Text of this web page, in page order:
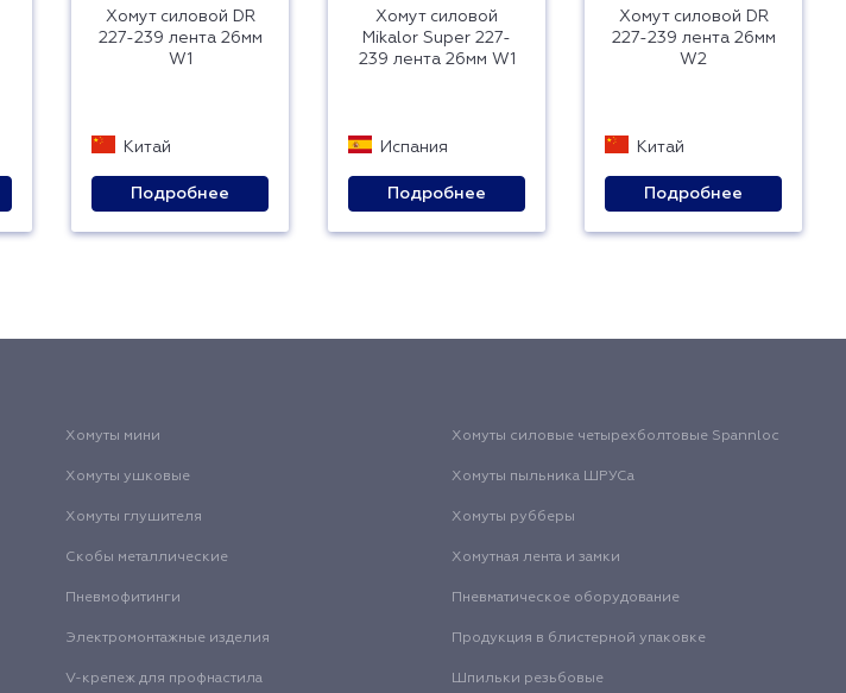
Хомут силовой DR
227-239 лента 26мм
W1
Китай
Подробнее
Хомут силовой
Mikalor Super 227-
239 лента 26мм W1
Испания
Подробнее
Хомут силовой DR
227-239 лента 26мм
W2
Китай
Подробнее
Хомуты мини Хомуты силовые четырехболтовые Spannloc
Хомуты ушковые Хомуты пыльника ШРУСа
Хомуты глушителя Хомуты рубберы
Скобы металлические Хомутная лента и замки
Пневмофитинги Пневматическое оборудование
Электромонтажные изделия Продукция в блистерной упаковке
V-крепеж для профнастила Шпильки резьбовые